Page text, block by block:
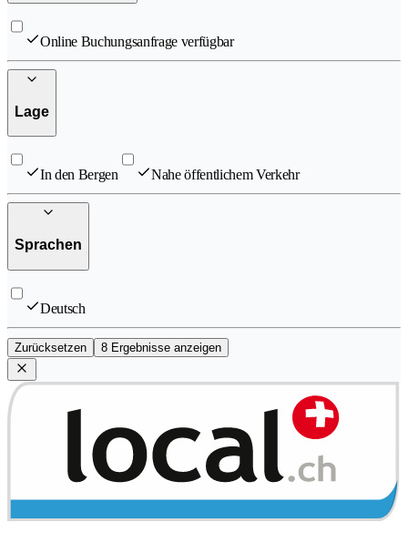
Online Buchungsanfrage verfügbar
Lage
In den Bergen Nahe öffentlichem Verkehr
Sprachen
Deutsch
Zurücksetzen 8 Ergebnisse anzeigen